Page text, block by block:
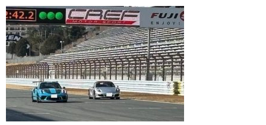
い
合
せ・
予
約
Online
Shop
Blog